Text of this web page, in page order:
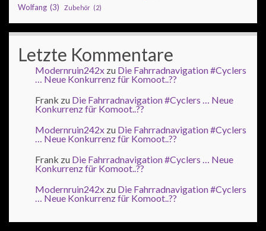
Wolfang (3) Zubehör (2)
Letzte Kommentare
Modernruin242x zu Die Fahrradnavigation #Cyclers
… Neue Konkurrenz für Komoot..??
Frank zu Die Fahrradnavigation #Cyclers … Neue
Konkurrenz für Komoot..??
Modernruin242x zu Die Fahrradnavigation #Cyclers
… Neue Konkurrenz für Komoot..??
Frank zu Die Fahrradnavigation #Cyclers … Neue
Konkurrenz für Komoot..??
Modernruin242x zu Die Fahrradnavigation #Cyclers
… Neue Konkurrenz für Komoot..??